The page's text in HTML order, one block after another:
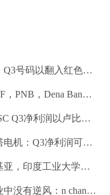
帆：Q3号码以翻入红色领域
D LF，PNB，Dena Bank达到52周低
CESC Q3净利润以卢比。112亿卢比
塔塔电机：Q3净利润可能会落下
诺基亚，印度工业大学研究所 - 马德拉斯促进印度农村的宽带连接
商业中没有逆风：n chandrasekaran，tcs